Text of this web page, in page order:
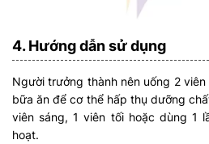
4. Hướng dẫn sử dụng
Người trưởng thành nên uống 2
bữa ăn để cơ thể hấp thụ dưỡng
viên sáng, 1 viên tối hoặc dùng 1
hoạt.